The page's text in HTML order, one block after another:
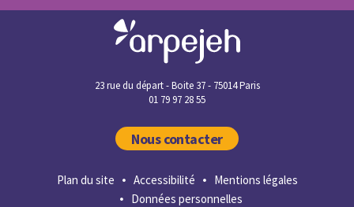
23 rue du départ - Boite 37 - 75014 Paris
01 79 97 28 55
Nous contacter
Plan du site Accessibilité
Mentions légales
Données personnelles